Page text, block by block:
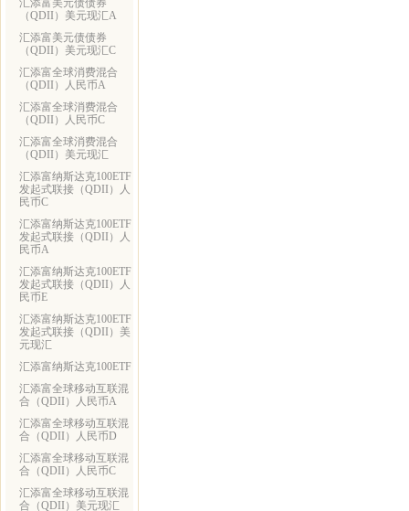
汇添富美元债债券
（QDII）美元现汇A
汇添富美元债债券
（QDII）美元现汇C
汇添富全球消费混合
（QDII）人民币A
汇添富全球消费混合
（QDII）人民币C
汇添富全球消费混合
（QDII）美元现汇
汇添富纳斯达克100ETF
发起式联接（QDII）人
民币C
汇添富纳斯达克100ETF
发起式联接（QDII）人
民币A
汇添富纳斯达克100ETF
发起式联接（QDII）人
民币E
汇添富纳斯达克100ETF
发起式联接（QDII）美
元现汇
汇添富纳斯达克100ETF
汇添富全球移动互联混
合（QDII）人民币A
汇添富全球移动互联混
合（QDII）人民币D
汇添富全球移动互联混
合（QDII）人民币C
汇添富全球移动互联混
合（QDII）美元现汇